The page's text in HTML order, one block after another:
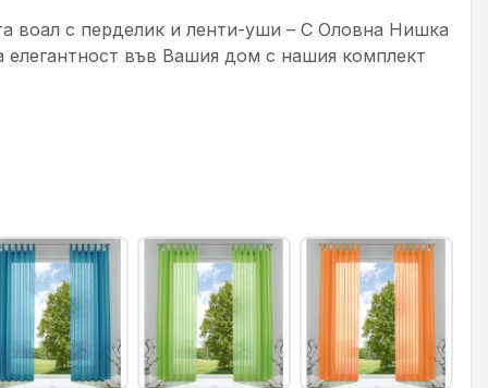
воал с перделик и ленти-уши – С Оловна Нишка
елегантност във Вашия дом с нашия комплект